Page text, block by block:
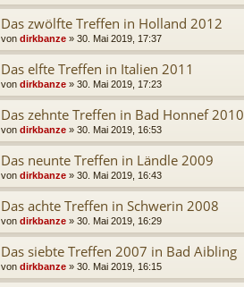
Das zwölfte Treffen in Holland 2012
von dirkbanze » 30. Mai 2019, 17:37
Das elfte Treffen in Italien 2011
von dirkbanze » 30. Mai 2019, 17:23
Das zehnte Treffen in Bad Honnef 2010
von dirkbanze » 30. Mai 2019, 16:53
Das neunte Treffen in Ländle 2009
von dirkbanze » 30. Mai 2019, 16:43
Das achte Treffen in Schwerin 2008
von dirkbanze » 30. Mai 2019, 16:29
Das siebte Treffen 2007 in Bad Aibling
von dirkbanze » 30. Mai 2019, 16:15